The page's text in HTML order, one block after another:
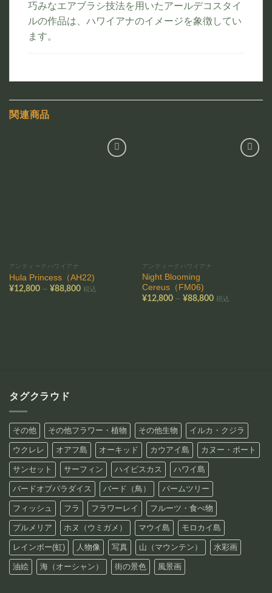
巧みなエアブラシ技法を用いたアールデコスタイ
ルの作品は、ハワイアナのイメージを象徴してい
ます。
関連商品
アンティークハワイアナ
Hula Princess（AH22)
¥12,800 – ¥88,800価税込
アンティークハワイアナ
Night Blooming
Cereus（FM06)
¥12,800 – ¥88,800価税込
タグクラウド
その他 その他フラワー・植物 その他生物 イルカ・クジラ
ウクレレ オアフ島 オーキッド カウアイ島 カヌー・ボート
サンセット サーフィン ハイビスカス ハワイ島
バードオブパラダイス バード（鳥） パームツリー
フィッシュ フラ フラワーレイ フルーツ・食べ物
プルメリア ホヌ（ウミガメ） マウイ島 モロカイ島
レインボー(虹) 人物像 写真 山（マウンテン） 水彩画
油絵 海（オーシャン） 街の景色 風景画